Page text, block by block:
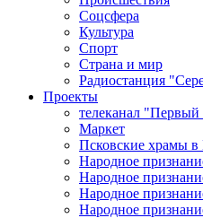
Соцсфера
Культура
Спорт
Страна и мир
Радиостанция
Проекты
телеканал
Маркет
Псковские
Народное
Народное
Народное
Народное